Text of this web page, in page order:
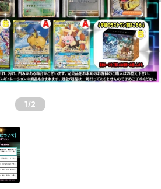
1/2